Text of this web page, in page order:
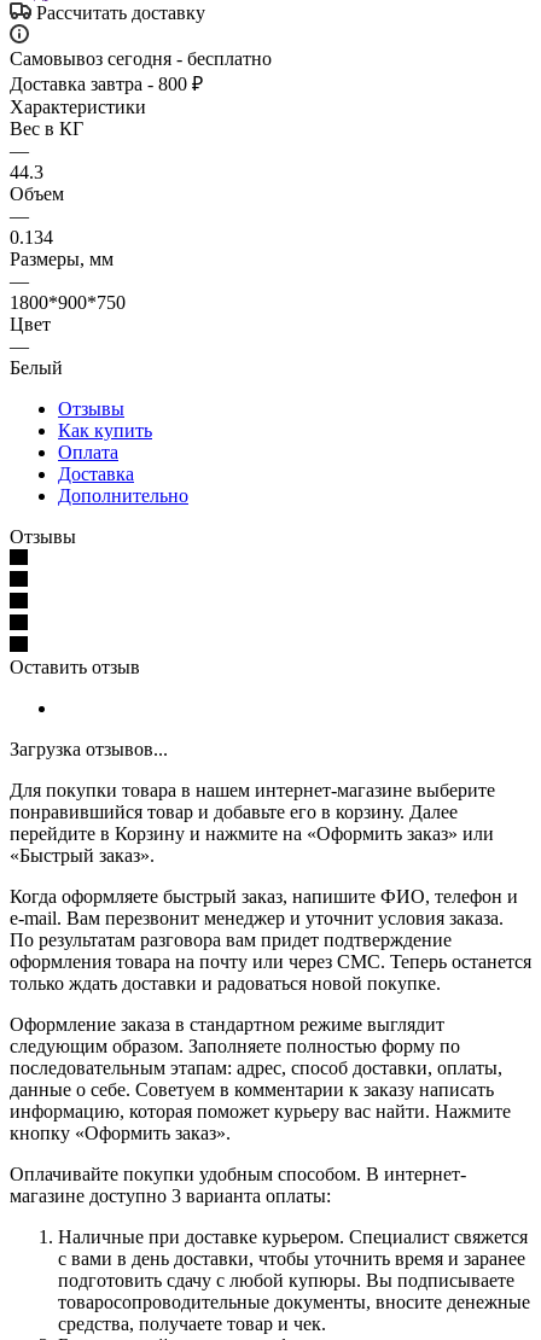
Рассчитать доставку
Самовывоз сегодня - бесплатно
Доставка завтра - 800 ₽
Характеристики
Вес в КГ
—
44.3
Объем
—
0.134
Размеры, мм
—
1800*900*750
Цвет
—
Белый
Отзывы
Как купить
Оплата
Доставка
Дополнительно
Отзывы
Оставить отзыв
Загрузка отзывов...
Для покупки товара в нашем интернет-магазине выберите
понравившийся товар и добавьте его в корзину. Далее
перейдите в Корзину и нажмите на «Оформить заказ» или
«Быстрый заказ».
Когда оформляете быстрый заказ, напишите ФИО, телефон и
e-mail. Вам перезвонит менеджер и уточнит условия заказа.
По результатам разговора вам придет подтверждение
оформления товара на почту или через СМС. Теперь останется
только ждать доставки и радоваться новой покупке.
Оформление заказа в стандартном режиме выглядит
следующим образом. Заполняете полностью форму по
последовательным этапам: адрес, способ доставки, оплаты,
данные о себе. Советуем в комментарии к заказу написать
информацию, которая поможет курьеру вас найти. Нажмите
кнопку «Оформить заказ».
Оплачивайте покупки удобным способом. В интернет-
магазине доступно 3 варианта оплаты:
Наличные при доставке курьером. Специалист свяжется
с вами в день доставки, чтобы уточнить время и заранее
подготовить сдачу с любой купюры. Вы подписываете
товаросопроводительные документы, вносите денежные
средства, получаете товар и чек.